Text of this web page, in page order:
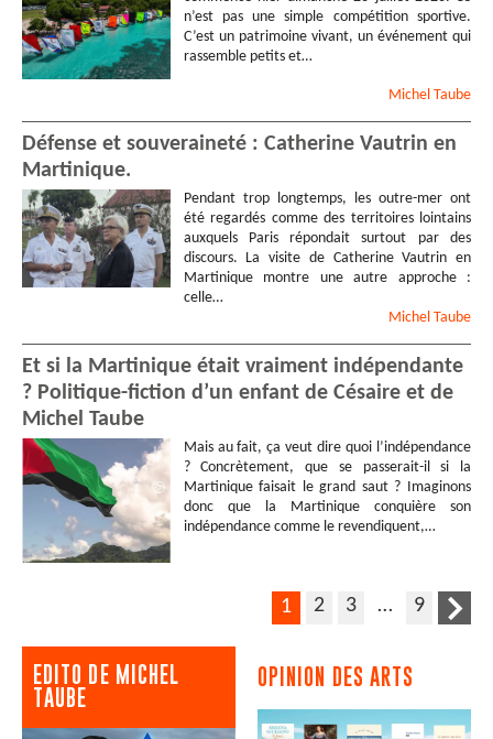
n’est pas une simple compétition sportive.
C’est un patrimoine vivant, un événement qui
rassemble petits et…
Michel Taube
Défense et souveraineté : Catherine Vautrin en
Martinique.
Pendant trop longtemps, les outre-mer ont
été regardés comme des territoires lointains
auxquels Paris répondait surtout par des
discours. La visite de Catherine Vautrin en
Martinique montre une autre approche :
celle…
Michel Taube
Et si la Martinique était vraiment indépendante
? Politique-fiction d’un enfant de Césaire et de
Michel Taube
Mais au fait, ça veut dire quoi l’indépendance
? Concrètement, que se passerait-il si la
Martinique faisait le grand saut ? Imaginons
donc que la Martinique conquière son
indépendance comme le revendiquent,…
1 2 3 … 9
EDITO DE MICHEL
TAUBE
OPINION DES ARTS